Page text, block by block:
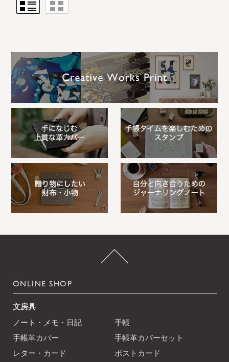
ONLINE SHOP
文房具
ノート・メモ・日記
手帳
手帳革カバー
手帳革カバーセット
レター・カード
ポストカード